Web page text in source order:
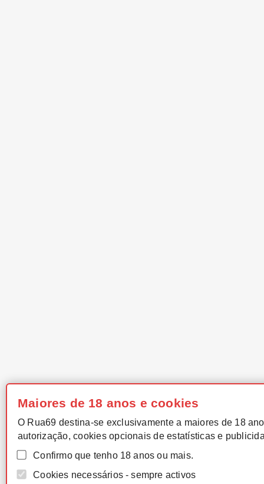
Maiores de 18 anos e cookies
O Rua69 destina-se exclusivamente a maiores de 18
autorização, cookies opcionais de estatísticas e
Confirmo que tenho 18 anos ou mais.
Cookies necessários - sempre activos